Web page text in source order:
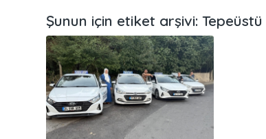
Şunun için etiket arşivi: